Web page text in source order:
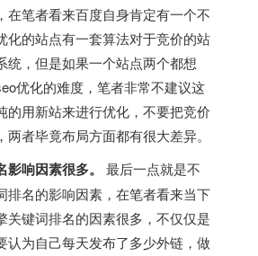
在笔者看来百度自身肯定有一个不
化的站点有一套算法对于竞价的站
统，但是如果一个站点两个都想
优化的难度，笔者非常不建议这
的用新站来进行优化，不要把竞价
者毕竟布局方面都有很大差异。
响因素很多。
最后一点就是不
排名的影响因素，在笔者看来当下
关键词排名的因素很多，不仅仅是
认为自己每天发布了多少外链，做